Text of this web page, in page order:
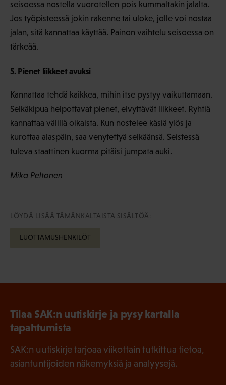
seisoessa nostella vuorotellen pois kummaltakin jalalta.
Jos työpisteessä jokin rakenne tai uloke, jolle voi nostaa
jalan, sitä kannattaa käyttää. Painon vaihtelu seisoessa on
tärkeää.
5. Pienet liikkeet avuksi
Kannattaa tehdä kaikkea, mihin itse pystyy vaikuttamaan.
Selkäkipua helpottavat pienet, elvyttävät liikkeet. Ryhtiä
kannattaa välillä oikaista. Kun nostelee käsiä ylös ja
kurottaa alaspäin, saa venytettyä selkäänsä. Seistessä
tuleva staattinen kuorma pitäisi jumpata auki.
Mika Peltonen
LÖYDÄ LISÄÄ TÄMÄNKALTAISTA SISÄLTÖÄ:
LUOTTAMUSHENKILÖT
Tilaa SAK:n uutiskirje ja pysy kartalla
tapahtumista
SAK:n uutiskirje tarjoaa viikottain tutkittua tietoa,
asiantuntijoiden näkemyksiä ja analyysejä.